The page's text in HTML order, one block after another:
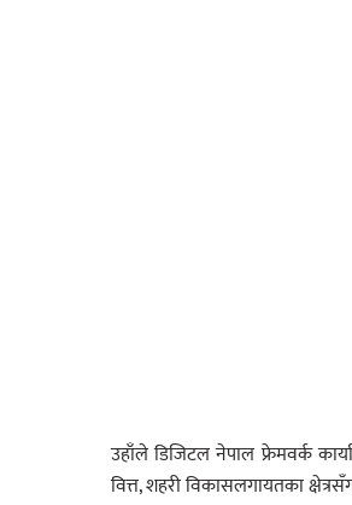
उहाँले डिजिटल नेपाल फ्रेमवर्क
वित्त, शहरी विकासलगायतका